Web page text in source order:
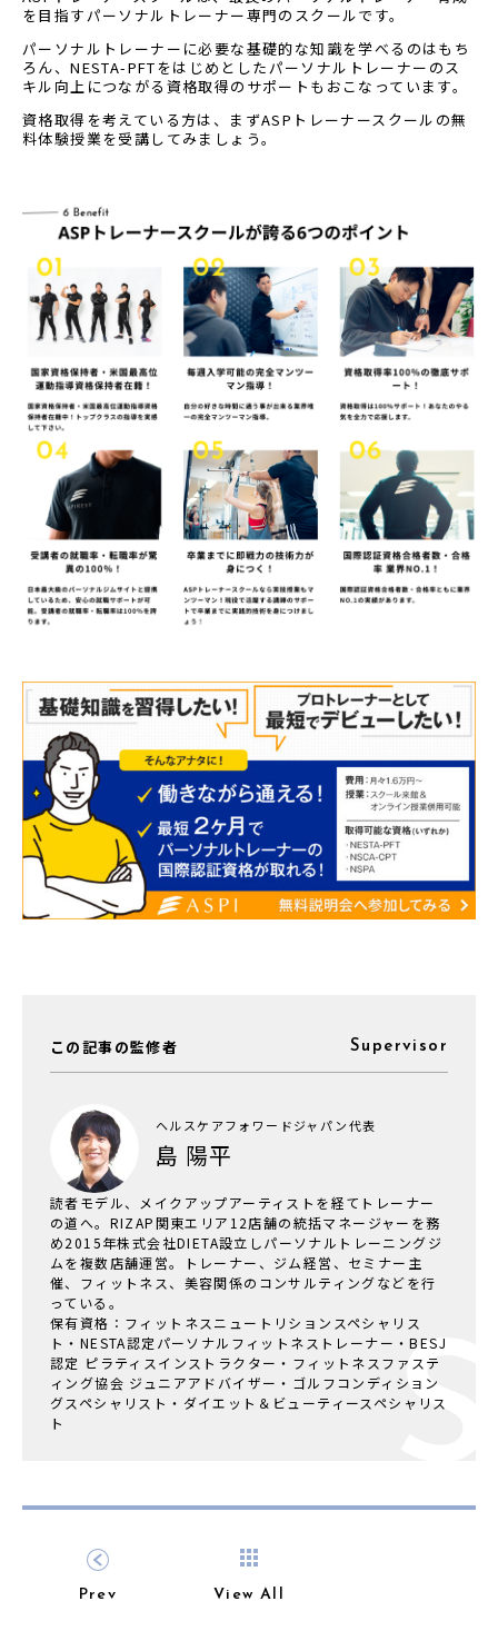
を目指すパーソナルトレーナー専門のスクールです。
パーソナルトレーナーに必要な基礎的な知識を学べるのはもち
ろん、NESTA-PFTをはじめとしたパーソナルトレーナーのス
キル向上につながる資格取得のサポートもおこなっています。
資格取得を考えている方は、まずASPトレーナースクールの無
料体験授業を受講してみましょう。
この記事の監修者 Supervisor
ヘルスケアフォワードジャパン代表
島 陽平
読者モデル、メイクアップアーティストを経てトレーナー
の道へ。RIZAP関東エリア12店舗の統括マネージャーを務
め2015年株式会社DIETA設立しパーソナルトレーニングジ
ムを複数店舗運営。トレーナー、ジム経営、セミナー主
催、フィットネス、美容関係のコンサルティングなどを行
っている。
保有資格：フィットネスニュートリションスペシャリス
ト・NESTA認定パーソナルフィットネストレーナー・BESJ
認定 ピラティスインストラクター・フィットネスファステ
ィング協会 ジュニアアドバイザー・ゴルフコンディション
グスペシャリスト・ダイエット＆ビューティースペシャリス
ト
Prev View All